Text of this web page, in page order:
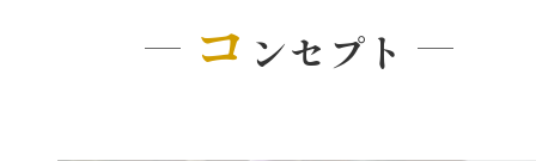
コ ンセプト